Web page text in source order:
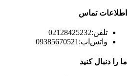
اطلاعات تماس
تلفن:02128425232
واتس‌اپ: 09385670521
ما را دنبال کنید